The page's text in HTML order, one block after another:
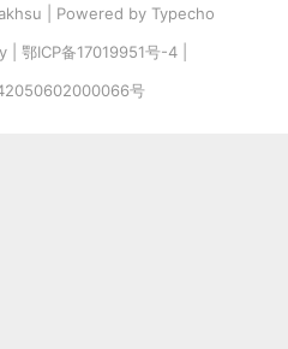
| Powered by Typecho
鄂ICP备17019951号-4
号